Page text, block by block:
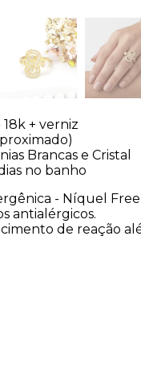
+ verniz
Brancas e Cristal
no banho
- Níquel
antialérgicos.
de reação